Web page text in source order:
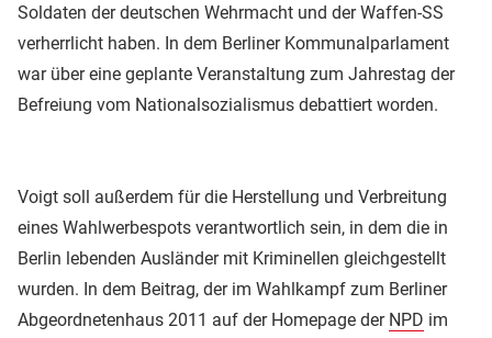
Soldaten der deutschen Wehrmacht und der Waffen-SS
verherrlicht haben. In dem Berliner Kommunalparlament
war über eine geplante Veranstaltung zum Jahrestag der
Befreiung vom Nationalsozialismus debattiert worden.
Voigt soll außerdem für die Herstellung und Verbreitung
eines Wahlwerbespots verantwortlich sein, in dem die in
Berlin lebenden Ausländer mit Kriminellen gleichgestellt
wurden. In dem Beitrag, der im Wahlkampf zum Berliner
Abgeordnetenhaus 2011 auf der Homepage der NPD im